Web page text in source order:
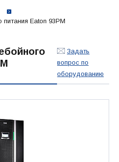
питания Eaton 93PM
Задать
вопрос по
оборудованию